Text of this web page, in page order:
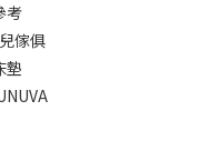
考
傢俱
墊